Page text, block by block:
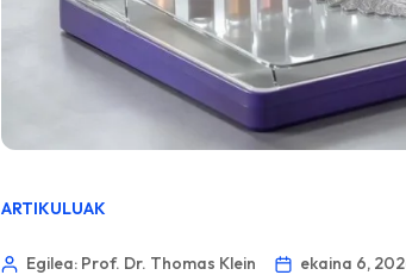
ARTIKULUAK
Egilea: Prof. Dr. Thomas Klein ekaina 6,